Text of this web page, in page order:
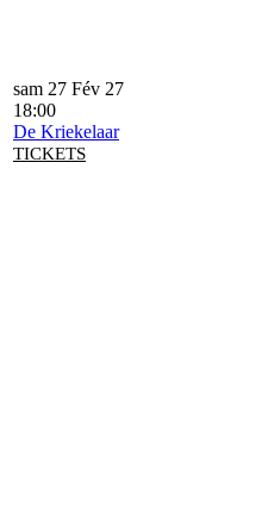
sam 27 Fév 27
18:00
De Kriekelaar
TICKETS